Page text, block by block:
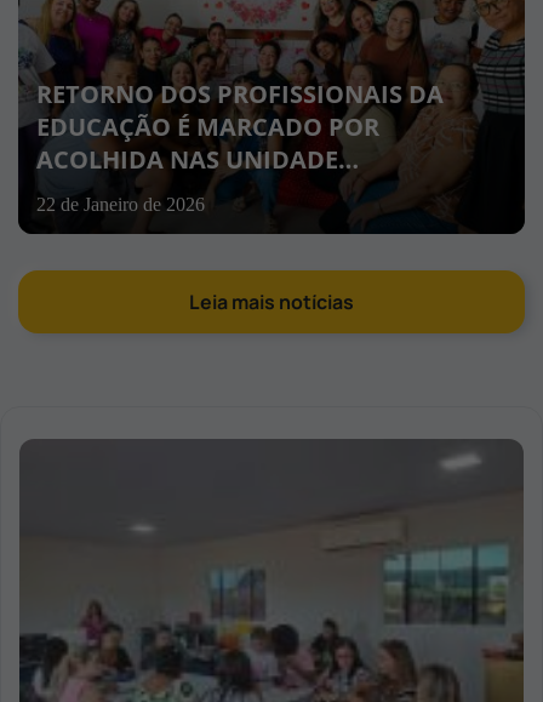
RETORNO DOS PROFISSIONAIS DA
EDUCAÇÃO É MARCADO POR
ACOLHIDA NAS UNIDADE…
22 de Janeiro de 2026
Leia mais notícias